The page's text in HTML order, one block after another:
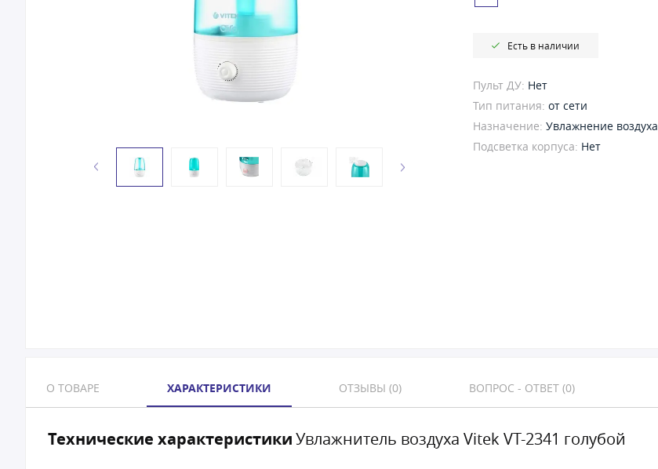
Есть в наличии
Пульт ДУ: Нет
Тип питания: от сети
Назначение: Увлажнение воздуха
Подсветка корпуса: Нет
О ТОВАРЕ ХАРАКТЕРИСТИКИ ОТЗЫВЫ (0) ВОПРОС - ОТВЕТ (0)
Технические характеристикиУвлажнитель воздуха Vitek VT-2341 голубой